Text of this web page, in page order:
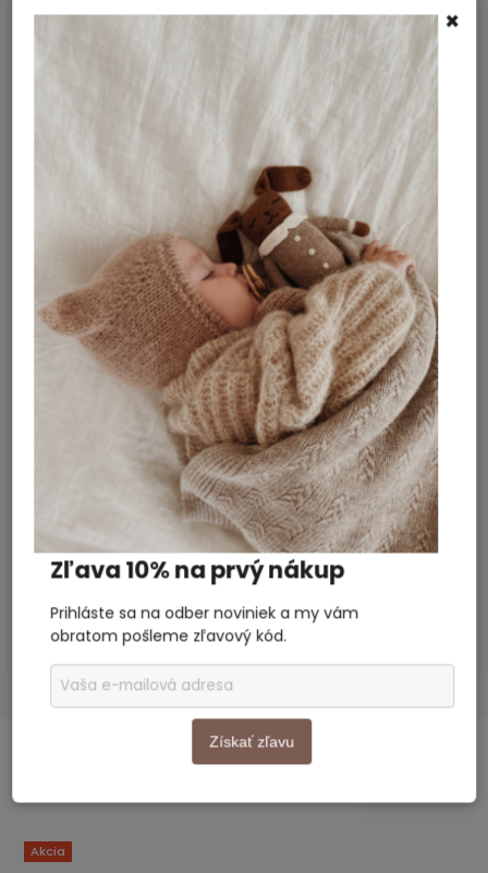
Nová holandská značka v našej ponuke
ROUTE B!
navlhčite 20–30 sekúnd
jemne odstráňte a nechajte uschnúť
Francúzska kreatívna značka založená dvoma
dizajnérkami v Paríži. Preslávila sa originálnymi
omaľovánkami, kreatívnymi sadami, samolepkami a
hravými aktivitami pre deti aj dospelých. Všetky
produkty vznikajú v ich parížskom štúdiu a sú
navrhnuté tak, aby rozvíjali fantáziu, kreativitu a
prinášali radosť zo spoločného tvorenia. OMY spája
výrazný dizajn, hravé farby a nápadité aktivity, ktoré
zabavia celú rodinu.
Dodatočné parametre
Kategória
Kozmetika
Rozmery
19 × 13,5 × 0,3 cm
Vhodné pre: Chlapec, Dievča, Dámy, Dospelý
SÚVISIACI TOVAR
Akcia
×
Zľava 10% na prvý nákup
Prihláste sa na odber noviniek a my vám
obratom pošleme zľavový kód.
Získať zľavu